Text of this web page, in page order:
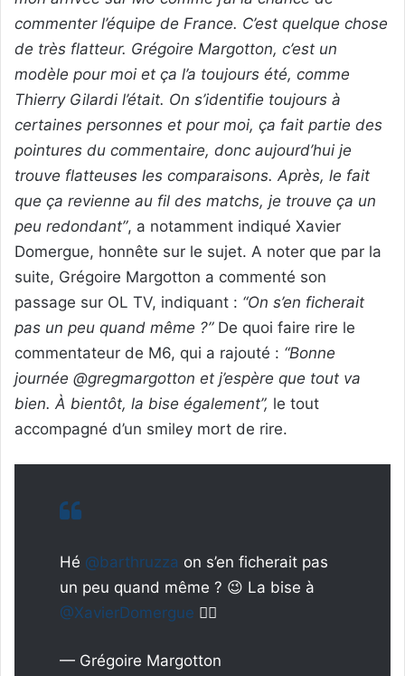
commenter l’équipe de France. C’est quelque chose
de très flatteur. Grégoire Margotton, c’est un
modèle pour moi et ça l’a toujours été, comme
Thierry Gilardi l’était. On s’identifie toujours à
certaines personnes et pour moi, ça fait partie des
pointures du commentaire, donc aujourd’hui je
trouve flatteuses les comparaisons. Après, le fait
que ça revienne au fil des matchs, je trouve ça un
peu redondant”, a notamment indiqué Xavier
Domergue, honnête sur le sujet. A noter que par la
suite, Grégoire Margotton a commenté son
passage sur OL TV, indiquant : “On s’en ficherait
pas un peu quand même ?”De quoi faire rire le
commentateur de M6, qui a rajouté : “Bonne
journée @gregmargotton et j’espère que tout va
bien. À bientôt, la bise également”, le tout
accompagné d’un smiley mort de rire.
Hé @barthruzza on s’en ficherait pas
un peu quand même ? 😉 La bise à
@XavierDomergue 👍🏼
— Grégoire Margotton